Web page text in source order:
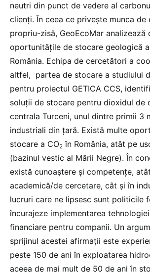
neutri din punct de vedere al
clienți. În ceea ce privește munca de
propriu-zisă, GeoEcoMar analizează
oportunitățile de stocare geologică
România. Echipa de cercetători a
altfel, partea de stocare a studiului
pentru proiectul GETICA CCS,
soluții de stocare pentru dioxidul de
centrala Turceni, unul dintre primii 3
industriali din țară. Există multe
stocare a CO2 în România, atât pe
(bazinul vestic al Mării Negre). În
există cunoaștere și competențe,
academică/de cercetare, cât și în
lucruri care ne lipsesc sunt politicile
încurajeze implementarea
financiare pentru companii. Un
sprijinul acestei afirmații este
peste 150 de ani în exploatarea
aceea de mai mult de 50 de ani în